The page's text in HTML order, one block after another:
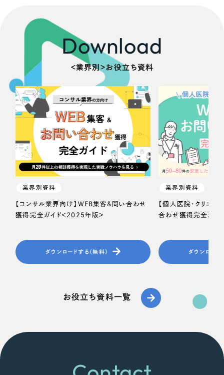
Download
＜業界別＞お役立ち資料
業界別資料
【コンサル業界向け】WEB集客＆問い合わせ
獲得完全ガイド＜2025年版＞
ダウンロードする（無料）
業界別資料
【個人医院・クリニッ
合わせ獲得完全ガイ
ダウンロード
お役立ち資料一覧